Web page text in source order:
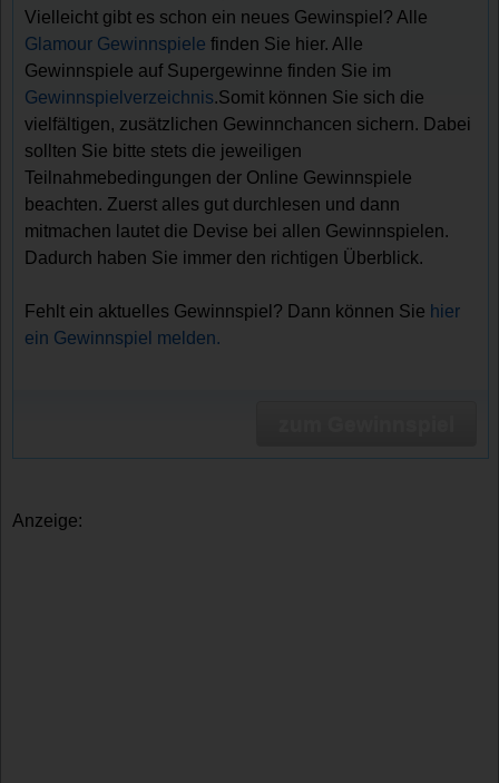
Vielleicht gibt es schon ein neues Gewinspiel? Alle
Glamour Gewinnspiele finden Sie hier. Alle
Gewinnspiele auf Supergewinne finden Sie im
Gewinnspielverzeichnis.Somit können Sie sich die
vielfältigen, zusätzlichen Gewinnchancen sichern. Dabei
sollten Sie bitte stets die jeweiligen
Teilnahmebedingungen der Online Gewinnspiele
beachten. Zuerst alles gut durchlesen und dann
mitmachen lautet die Devise bei allen Gewinnspielen.
Dadurch haben Sie immer den richtigen Überblick.
Fehlt ein aktuelles Gewinnspiel? Dann können Sie hier
ein Gewinnspiel melden.
Anzeige: